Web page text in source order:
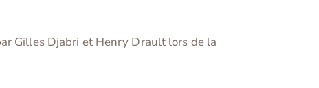
Gilles Djabri et Henry Drault lors de la